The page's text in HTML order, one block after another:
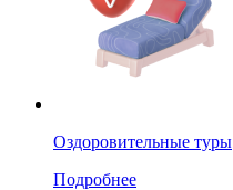
Оздоровительные туры
Подробнее